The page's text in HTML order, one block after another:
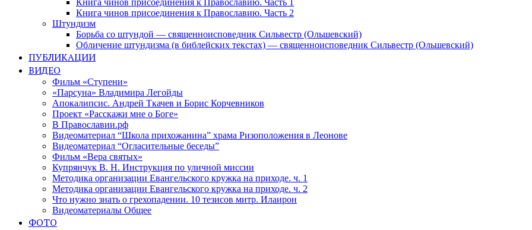
Книга чинов присоединения к Православию. Часть 1
Книга чинов присоединения к Православию. Часть 2
Штундизм
Борьба со штундой — священноисповедник Сильвестр (Ольшевский)
Обличение штундизма (в библейских текстах) — священноисповедник Сильвестр (Ольшевский)
ПУБЛИКАЦИИ
ВИДЕО
Фильм «Ступени»
«Парсуна» Владимира Легойды
Апокалипсис. Андрей Ткачев и Борис Корчевников
Проект «Расскажи мне о Боге»
В Православии.рф
Видеоматериал “Школа прихожанина” храма Ризоположения в Леонове
Видеоматериал “Огласительные беседы”
Фильм «Вера святых»
Купрянчук В. Н. Инструкция по уличной миссии
Методика организации Евангельского кружка на приходе. ч. 1
Методика организации Евангельского кружка на приходе. ч. 2
Что нужно знать о грехопадении. 10 тезисов митр. Илаирон
Видеоматериалы Общее
ФОТО